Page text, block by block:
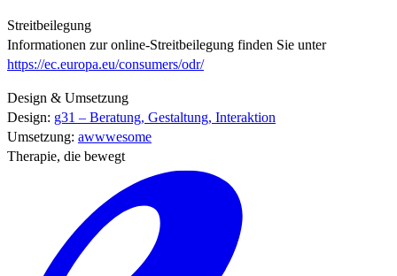
Streitbeilegung
Informationen zur online-Streitbeilegung finden Sie unter
https://ec.europa.eu/consumers/odr/
Design & Umsetzung
Design: g31 – Beratung, Gestaltung, Interaktion
Umsetzung: awwwesome
Therapie, die bewegt